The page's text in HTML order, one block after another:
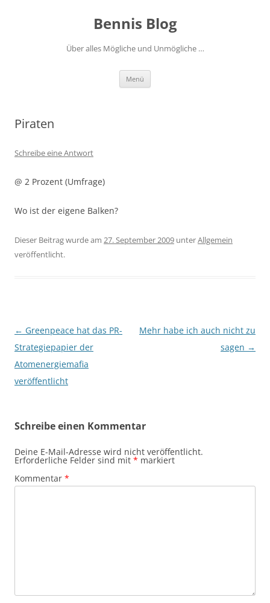
Bennis Blog
Über alles Mögliche und Unmögliche …
Menü
Piraten
Schreibe eine Antwort
@ 2 Prozent (Umfrage)
Wo ist der eigene Balken?
Dieser Beitrag wurde am 27. September 2009 unterAllgemein
veröffentlicht.
Beitragsnavigation
← Greenpeace hat das PR-
Strategiepapier der
Atomenergiemafia
veröffentlicht
Mehr habe ich auch nicht zu
sagen →
Schreibe einen Kommentar
Deine E-Mail-Adresse wird nicht veröffentlicht.
Erforderliche Felder sind mit * markiert
Kommentar *